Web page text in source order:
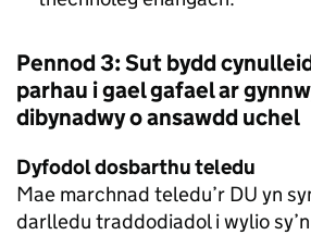
Pennod 3: Sut bydd
parhau i gael gafael ar
dibynadwy o ansawdd uchel
Dyfodol dosbarthu teledu
Mae marchnad teledu’r DU yn
darlledu traddodiadol i wylio